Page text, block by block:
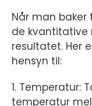
Når man baker
de kvantitative
resultatet. Her
hensyn til:
1. Temperatur:
temperatur